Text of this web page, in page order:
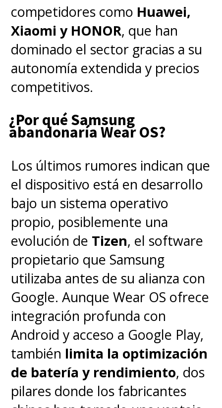
competidores como Huawei,
Xiaomi y HONOR, que han
dominado el sector gracias a su
autonomía extendida y precios
competitivos.
¿Por qué Samsung
abandonaría Wear OS?
Los últimos rumores indican que
el dispositivo está en desarrollo
bajo un sistema operativo
propio, posiblemente una
evolución de Tizen, el software
propietario que Samsung
utilizaba antes de su alianza con
Google. Aunque Wear OS ofrece
integración profunda con
Android y acceso a Google Play,
también limita la optimización
de batería y rendimiento, dos
pilares donde los fabricantes